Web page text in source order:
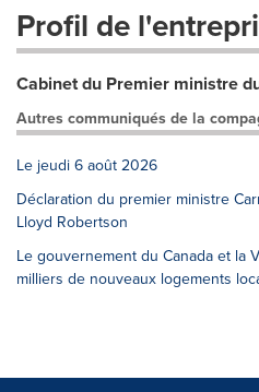
Profil de
Cabinet du Premier ministre
Autres communiqués de la
Le jeudi 6 août 2026
Déclaration du premier ministre
Lloyd Robertson
Le gouvernement du Canada et la
milliers de nouveaux logements